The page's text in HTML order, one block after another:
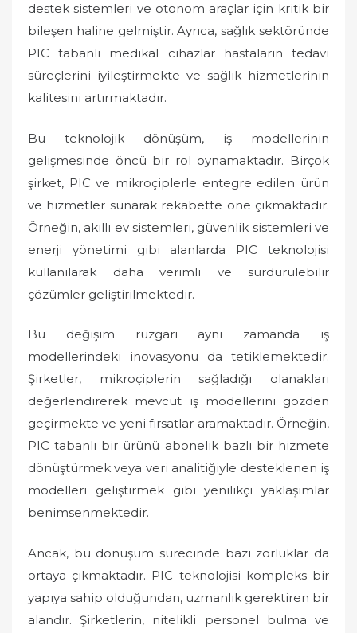
destek sistemleri ve otonom araçlar için kritik bir
bileşen haline gelmiştir. Ayrıca, sağlık sektöründe
PIC tabanlı medikal cihazlar hastaların tedavi
süreçlerini iyileştirmekte ve sağlık hizmetlerinin
kalitesini artırmaktadır.
Bu teknolojik dönüşüm, iş modellerinin
gelişmesinde öncü bir rol oynamaktadır. Birçok
şirket, PIC ve mikroçiplerle entegre edilen ürün
ve hizmetler sunarak rekabette öne çıkmaktadır.
Örneğin, akıllı ev sistemleri, güvenlik sistemleri ve
enerji yönetimi gibi alanlarda PIC teknolojisi
kullanılarak daha verimli ve sürdürülebilir
çözümler geliştirilmektedir.
Bu değişim rüzgarı aynı zamanda iş
modellerindeki inovasyonu da tetiklemektedir.
Şirketler, mikroçiplerin sağladığı olanakları
değerlendirerek mevcut iş modellerini gözden
geçirmekte ve yeni fırsatlar aramaktadır. Örneğin,
PIC tabanlı bir ürünü abonelik bazlı bir hizmete
dönüştürmek veya veri analitiğiyle desteklenen iş
modelleri geliştirmek gibi yenilikçi yaklaşımlar
benimsenmektedir.
Ancak, bu dönüşüm sürecinde bazı zorluklar da
ortaya çıkmaktadır. PIC teknolojisi kompleks bir
yapıya sahip olduğundan, uzmanlık gerektiren bir
alandır. Şirketlerin, nitelikli personel bulma ve